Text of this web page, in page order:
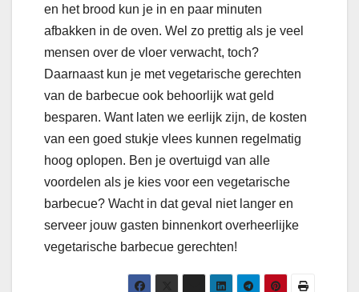
en het brood kun je in en paar minuten
afbakken in de oven. Wel zo prettig als je veel
mensen over de vloer verwacht, toch?
Daarnaast kun je met vegetarische gerechten
van de barbecue ook behoorlijk wat geld
besparen. Want laten we eerlijk zijn, de kosten
van een goed stukje vlees kunnen regelmatig
hoog oplopen. Ben je overtuigd van alle
voordelen als je kies voor een vegetarische
barbecue? Wacht in dat geval niet langer en
serveer jouw gasten binnenkort overheerlijke
vegetarische barbecue gerechten!